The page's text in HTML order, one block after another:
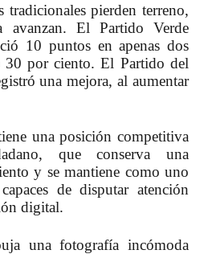
tradicionales pierden terreno,
avanzan. El Partido Verde
10 puntos en apenas dos
30 por ciento. El Partido del
una mejora, al aumentar
una posición competitiva
queconserva una
y se mantiene como uno
de disputar atención
digital.
una fotografía incómoda